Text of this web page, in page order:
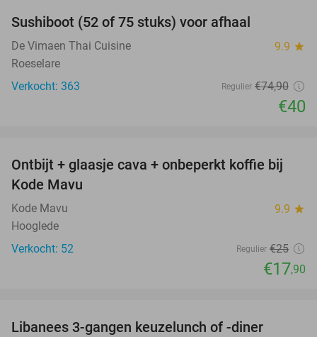
Sushiboot (52 of 75 stuks) voor afhaal
De Vimaen Thai Cuisine 9.9 star
Roeselare
Verkocht: 363
Regulier €74,90
€40
28%
Ontbijt + glaasje cava + onbeperkt koffie bij
Kode Mavu
Kode Mavu 9.9 star
Hooglede
Verkocht: 52
Regulier €25
€17,90
Libanees 3-gangen keuzelunch of -diner